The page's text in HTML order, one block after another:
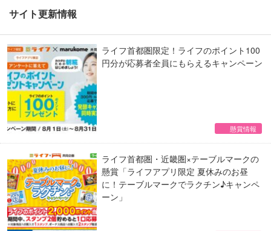
サイト更新情報
ライフ首都圏限定！ライフのポイント100
円分が応募者全員にもらえるキャンペーン
懸賞情報
ライフ首都圏・近畿圏×テーブルマークの
懸賞「ライフアプリ限定 夏休みのお昼
に！テーブルマークでラクチン♪キャンペ
ーン」